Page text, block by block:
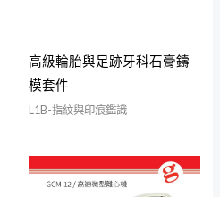
高級輪胎與足跡牙科石膏鑄
模套件
L1B-指紋與印痕鑑識